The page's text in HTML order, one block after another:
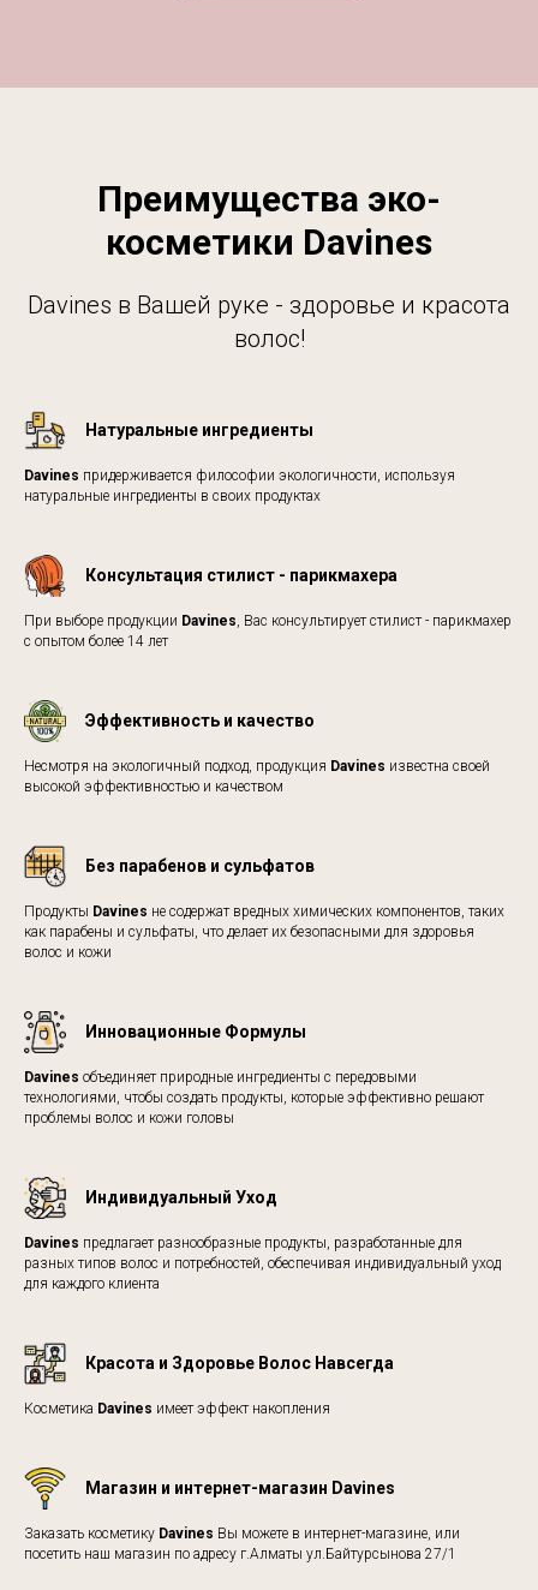
Преимущества эко-
косметики Davines
Davines в Вашей руке - здоровье и красота
волос!
Натуральные ингредиенты
Davines придерживается философии экологичности, используя
натуральные ингредиенты в своих продуктах
Консультация стилист - парикмахера
При выборе продукции Davines, Вас консультирует стилист - парикмахер
с опытом более 14 лет
Эффективность и качество
Несмотря на экологичный подход, продукция Davines известна своей
высокой эффективностью и качеством
Без парабенов и сульфатов
Продукты Davines не содержат вредных химических компонентов, таких
как парабены и сульфаты, что делает их безопасными для здоровья
волос и кожи
Инновационные Формулы
Davines объединяет природные ингредиенты с передовыми
технологиями, чтобы создать продукты, которые эффективно решают
проблемы волос и кожи головы
Индивидуальный Уход
Davines предлагает разнообразные продукты, разработанные для
разных типов волос и потребностей, обеспечивая индивидуальный уход
для каждого клиента
Красота и Здоровье Волос Навсегда
Косметика Davines имеет эффект накопления
Магазин и интернет-магазин Davines
Заказать косметику Davines Вы можете в интернет-магазине, или
посетить наш магазин по адресу г.Алматы ул.Байтурсынова 27/1